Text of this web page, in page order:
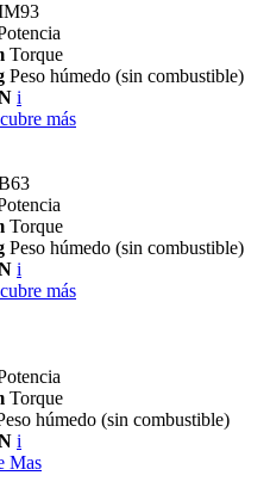
Torque
Peso húmedo (sin combustible)
i
más
Torque
Peso húmedo (sin combustible)
i
más
Torque
húmedo (sin combustible)
i
Mas